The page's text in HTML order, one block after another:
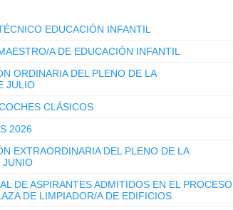
EDUCACIÓN INFANTIL
A DE EDUCACIÓN INFANTIL
ORDINARIA DEL PLENO DE LA
JULIO
CLÁSICOS
2026
EXTRAORDINARIA DEL PLENO DE LA
JUNIO
DE ASPIRANTES ADMITIDOS EN EL PROCESO
DE LIMPIADOR/A DE EDIFICIOS